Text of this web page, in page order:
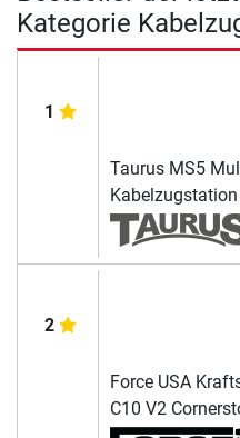
Kategorie
1
Taurus MS5
Kabelzugstation
2
Force USA
C10 V2